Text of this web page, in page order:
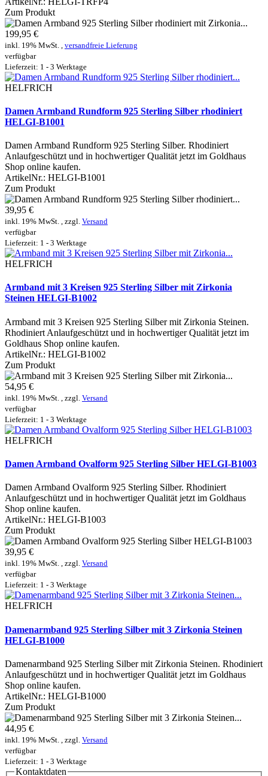
Zum Produkt
199,95 €
inkl. 19% MwSt. , versandfreie Lieferung
verfügbar
Lieferzeit: 1 - 3 Werktage
HELFRICH
Damen Armband Rundform 925 Sterling Silber rhodiniert
HELGI-B1001
Damen Armband Rundform 925 Sterling Silber. Rhodiniert
Anlaufgeschützt und in hochwertiger Qualität jetzt im Goldhaus
Shop online kaufen.
ArtikelNr.: HELGI-B1001
Zum Produkt
39,95 €
inkl. 19% MwSt. , zzgl. Versand
verfügbar
Lieferzeit: 1 - 3 Werktage
HELFRICH
Armband mit 3 Kreisen 925 Sterling Silber mit Zirkonia
Steinen HELGI-B1002
Armband mit 3 Kreisen 925 Sterling Silber mit Zirkonia Steinen.
Rhodiniert Anlaufgeschützt und in hochwertiger Qualität jetzt im
Goldhaus Shop online kaufen.
ArtikelNr.: HELGI-B1002
Zum Produkt
54,95 €
inkl. 19% MwSt. , zzgl. Versand
verfügbar
Lieferzeit: 1 - 3 Werktage
HELFRICH
Damen Armband Ovalform 925 Sterling Silber HELGI-B1003
Damen Armband Ovalform 925 Sterling Silber. Rhodiniert
Anlaufgeschützt und in hochwertiger Qualität jetzt im Goldhaus
Shop online kaufen.
ArtikelNr.: HELGI-B1003
Zum Produkt
39,95 €
inkl. 19% MwSt. , zzgl. Versand
verfügbar
Lieferzeit: 1 - 3 Werktage
HELFRICH
Damenarmband 925 Sterling Silber mit 3 Zirkonia Steinen
HELGI-B1000
Damenarmband 925 Sterling Silber mit Zirkonia Steinen. Rhodiniert
Anlaufgeschützt und in hochwertiger Qualität jetzt im Goldhaus
Shop online kaufen.
ArtikelNr.: HELGI-B1000
Zum Produkt
44,95 €
inkl. 19% MwSt. , zzgl. Versand
verfügbar
Lieferzeit: 1 - 3 Werktage
Kontaktdaten